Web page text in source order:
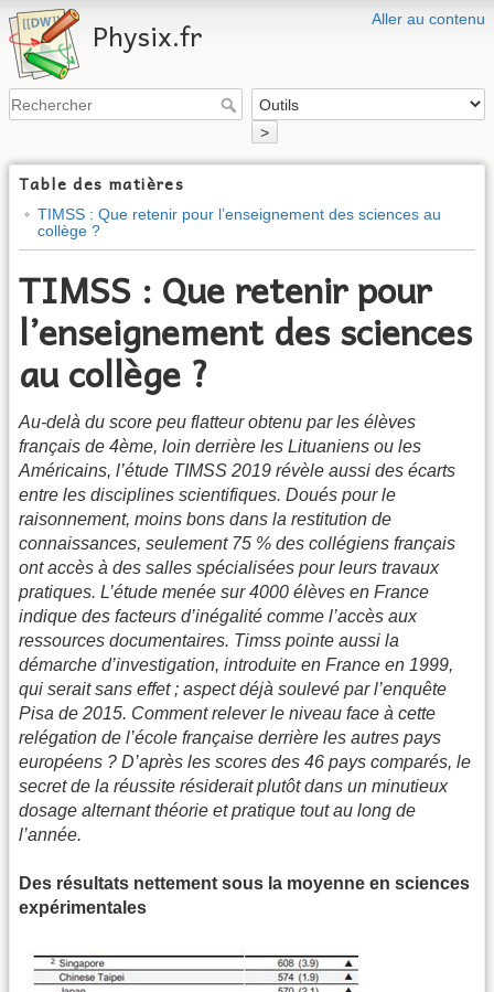
Aller au contenu
Physix.fr
>
Table des matières
TIMSS : Que retenir pour l’enseignement des sciences au
collège ?
TIMSS : Que retenir pour
l’enseignement des sciences
au collège ?
Au-delà du score peu flatteur obtenu par les élèves
français de 4ème, loin derrière les Lituaniens ou les
Américains, l’étude TIMSS 2019 révèle aussi des écarts
entre les disciplines scientifiques. Doués pour le
raisonnement, moins bons dans la restitution de
connaissances, seulement 75 % des collégiens français
ont accès à des salles spécialisées pour leurs travaux
pratiques. L’étude menée sur 4000 élèves en France
indique des facteurs d’inégalité comme l’accès aux
ressources documentaires. Timss pointe aussi la
démarche d’investigation, introduite en France en 1999,
qui serait sans effet ; aspect déjà soulevé par l’enquête
Pisa de 2015. Comment relever le niveau face à cette
relégation de l’école française derrière les autres pays
européens ? D’après les scores des 46 pays comparés, le
secret de la réussite résiderait plutôt dans un minutieux
dosage alternant théorie et pratique tout au long de
l’année.
Des résultats nettement sous la moyenne en sciences
expérimentales